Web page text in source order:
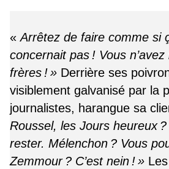
« Arrêtez de faire comme si
concernait pas ! Vous
frères ! » Derrière ses
visiblement galvanisé par la
journalistes, harangue sa
Roussel, les Jours heureux
rester. Mélenchon ? Vous
Zemmour ? C’est nein ! »